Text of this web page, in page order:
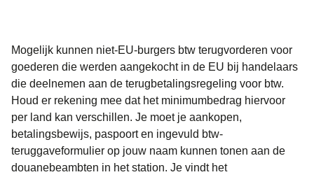
Mogelijk kunnen niet-EU-burgers btw terugvorderen voor
goederen die werden aangekocht in de EU bij handelaars
die deelnemen aan de terugbetalingsregeling voor btw.
Houd er rekening mee dat het minimumbedrag hiervoor
per land kan verschillen. Je moet je aankopen,
betalingsbewijs, paspoort en ingevuld btw-
teruggaveformulier op jouw naam kunnen tonen aan de
douanebeambten in het station. Je vindt het